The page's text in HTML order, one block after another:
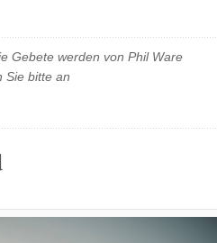
Gebete werden von Phil Ware
Sie bitte an